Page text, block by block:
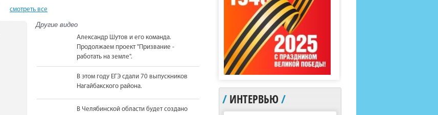
смотреть все
Другие видео
Александр Шутов и его команда.
Продолжаем проект "Призвание -
работать на земле".
В этом году ЕГЭ сдали 70 выпускников
Нагайбакского района.
В Челябинской области будет создано
/ ИНТЕРВЬЮ /